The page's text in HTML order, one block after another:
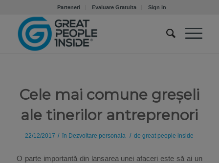
Parteneri Evaluare Gratuita Sign in
Cele mai comune greșeli
ale tinerilor antreprenori
22/12/2017 / în Dezvoltare personala / degreat people inside
O parte importantă din lansarea unei afaceri este să ai un